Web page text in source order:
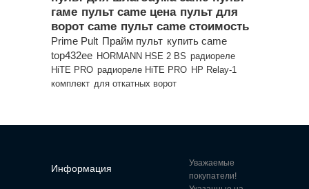
гаме пульт came цена пульт для
ворот came пульт came стоимость
Prime Pult Прайм пульт купить came
top432ee HORMANN HSE 2 BS радиореле
HiTE PRO радиореле HiTE PRO HP Relay-1
комплект для откатных ворот
Информация
Уважаемые
покупатели!